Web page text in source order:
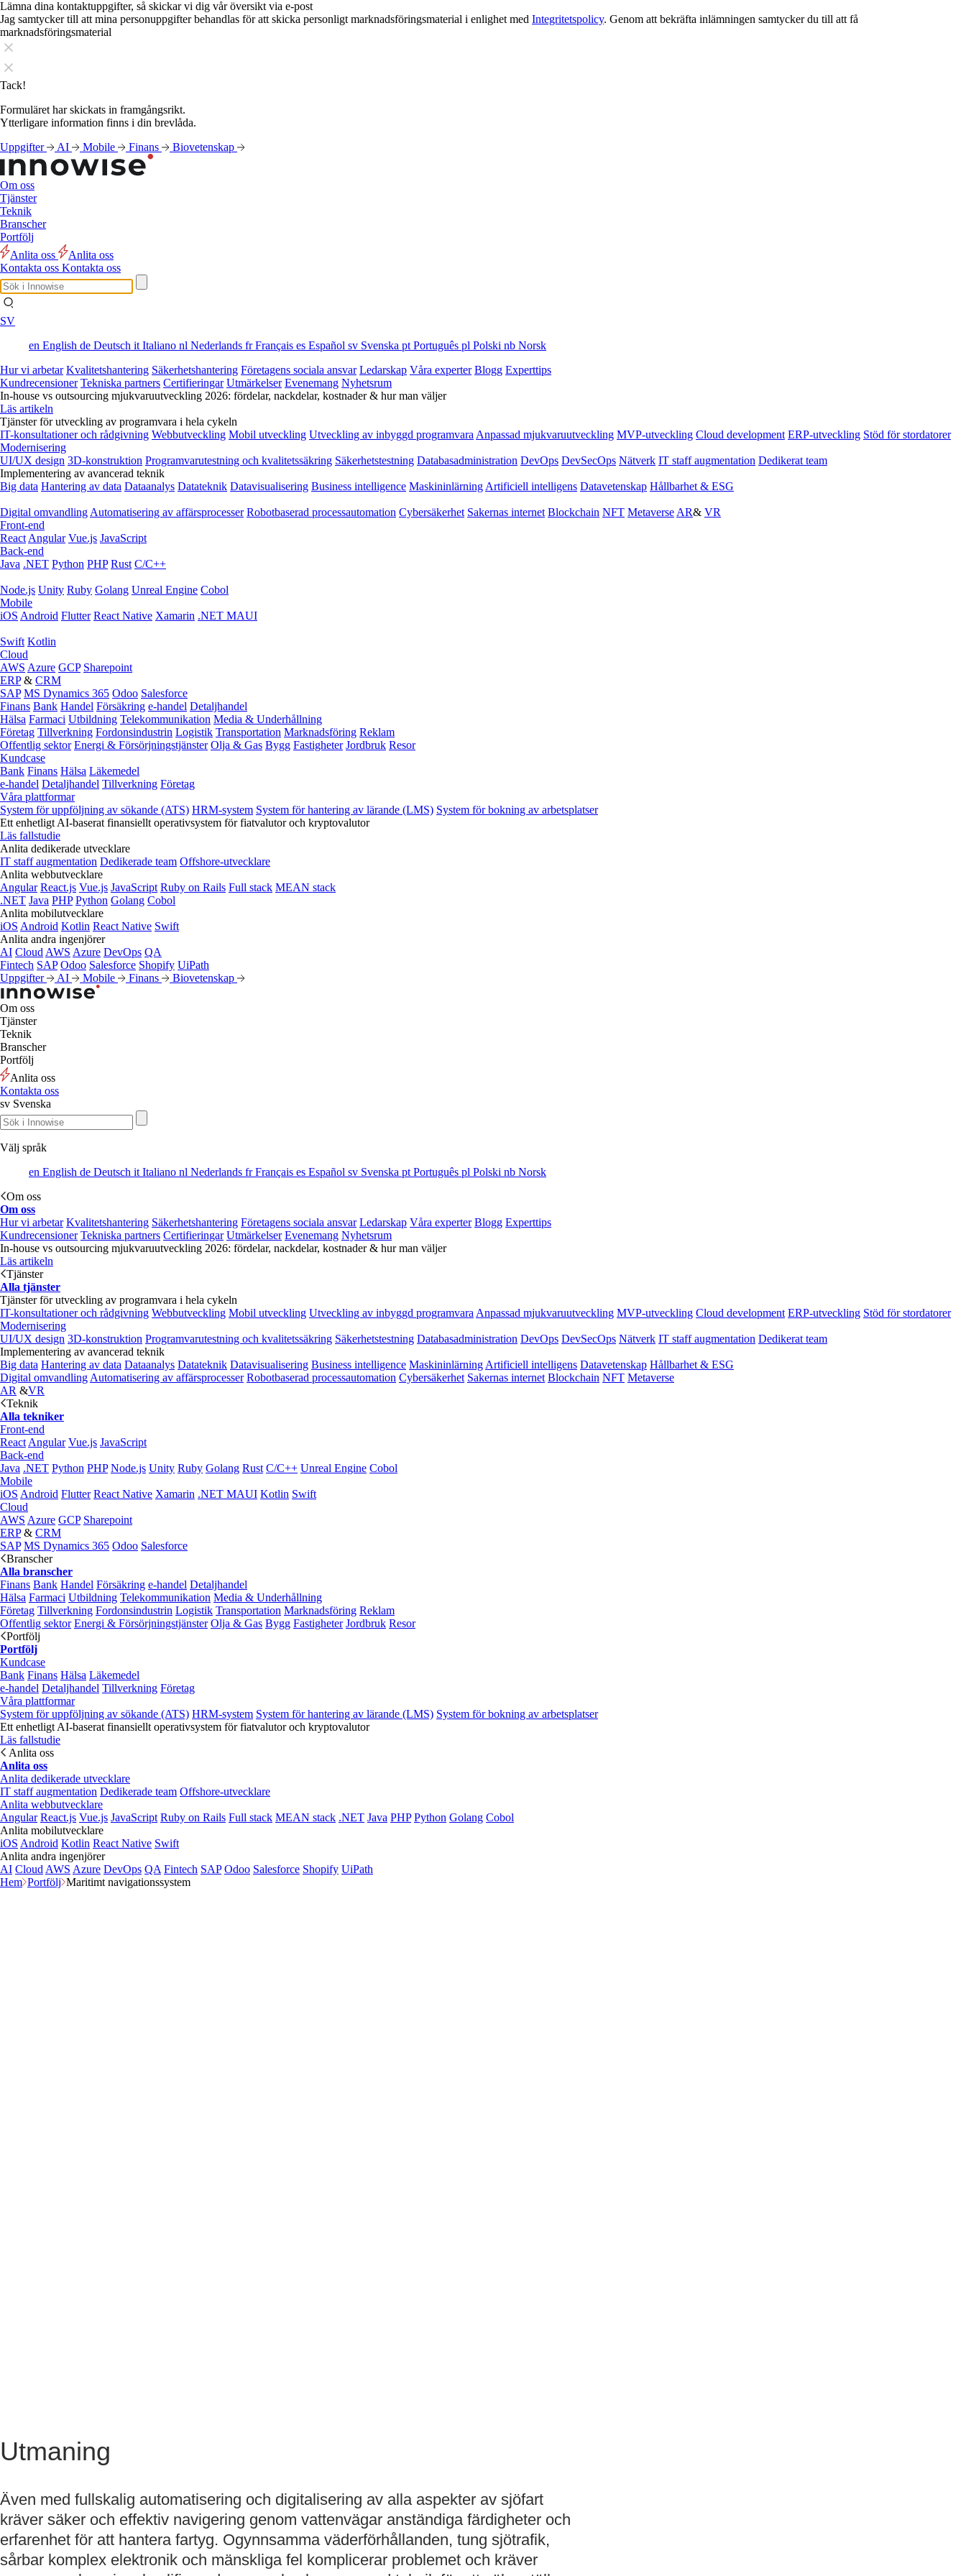
Lämna dina kontaktuppgifter, så skickar vi dig vår översikt via e-post
Jag samtycker till att mina personuppgifter behandlas för att skicka personligt marknadsföringsmaterial i enlighet med Integritetspolicy. Genom att bekräfta inlämningen samtycker du till att få
marknadsföringsmaterial
Tack!
Formuläret har skickats in framgångsrikt.
Ytterligare information finns i din brevlåda.
Uppgifter
AI Mobile Finans Biovetenskap
Om oss
Tjänster
Teknik
Branscher
Portfölj
Anlita oss
Anlita oss
Kontakta oss Kontakta oss
SV
en English de Deutsch it Italiano nl Nederlands frFrançais es Español sv Svenska pt Português pl Polski nb Norsk
Hur vi arbetar Kvalitetshantering Säkerhetshantering Företagens sociala ansvar Ledarskap Våra experter Blogg Experttips
Kundrecensioner Tekniska partners Certifieringar Utmärkelser Evenemang Nyhetsrum
In-house vs outsourcing mjukvaruutveckling 2026: fördelar, nackdelar, kostnader & hur man väljer
Läs artikeln
Tjänster för utveckling av programvara i hela cykeln
IT-konsultationer och rådgivning Webbutveckling Mobil utveckling Utveckling av inbyggd programvara Anpassad mjukvaruutveckling MVP-utveckling Cloud development ERP-utveckling Stöd för stordatorer
Modernisering
UI/UX design 3D-konstruktion Programvarutestning och kvalitetssäkring Säkerhetstestning Databasadministration DevOps DevSecOps Nätverk IT staff augmentation Dedikerat team
Implementering av avancerad teknik
Big data Hantering av data Dataanalys Datateknik Datavisualisering Business intelligence Maskininlärning Artificiell intelligens Datavetenskap Hållbarhet & ESG
Digital omvandling Automatisering av affärsprocesser Robotbaserad processautomation Cybersäkerhet Sakernas internet Blockchain NFT Metaverse AR& VR
Front-end
React Angular Vue.js JavaScript
Back-end
Java .NET Python PHP Rust C/C++
Node.js Unity Ruby Golang Unreal Engine Cobol
Mobile
iOS Android Flutter React Native Xamarin .NET MAUI
Swift Kotlin
Cloud
AWS Azure GCP Sharepoint
ERP& CRM
SAP MS Dynamics 365 Odoo Salesforce
Finans Bank Handel Försäkring e‑handel Detaljhandel
Hälsa Farmaci Utbildning Telekommunikation Media & Underhållning
Företag Tillverkning Fordonsindustrin Logistik Transportation Marknadsföring Reklam
Offentlig sektor Energi & Försörjningstjänster Olja & Gas Bygg Fastigheter Jordbruk Resor
Kundcase
Bank Finans Hälsa Läkemedel
e‑handel Detaljhandel Tillverkning Företag
Våra plattformar
System för uppföljning av sökande (ATS) HRM-system System för hantering av lärande (LMS) System för bokning av arbetsplatser
Ett enhetligt AI-baserat finansiellt operativsystem för fiatvalutor och kryptovalutor
Läs fallstudie
Anlita dedikerade utvecklare
IT staff augmentation Dedikerade team Offshore-utvecklare
Anlita webbutvecklare
Angular React.js Vue.js JavaScript Ruby on Rails Full stack MEAN stack
.NET Java PHP Python Golang Cobol
Anlita mobilutvecklare
iOS Android Kotlin React Native Swift
Anlita andra ingenjörer
AI Cloud AWS Azure DevOps QA
Fintech SAP Odoo Salesforce Shopify UiPath
Uppgifter
AI Mobile Finans Biovetenskap
Om oss
Tjänster
Teknik
Branscher
Portfölj
Anlita oss
Kontakta oss
sv Svenska
Välj språk
en English de Deutsch it Italiano nl Nederlands frFrançais es Español sv Svenska pt Português pl Polski nb Norsk
Om oss
Om oss
Hur vi arbetar Kvalitetshantering Säkerhetshantering Företagens sociala ansvar Ledarskap Våra experter Blogg Experttips
Kundrecensioner Tekniska partners Certifieringar Utmärkelser Evenemang Nyhetsrum
In-house vs outsourcing mjukvaruutveckling 2026: fördelar, nackdelar, kostnader & hur man väljer
Läs artikeln
Tjänster
Alla tjänster
Tjänster för utveckling av programvara i hela cykeln
IT-konsultationer och rådgivning Webbutveckling Mobil utveckling Utveckling av inbyggd programvara Anpassad mjukvaruutveckling MVP-utveckling Cloud development ERP-utveckling Stöd för stordatorer
Modernisering
UI/UX design 3D-konstruktion Programvarutestning och kvalitetssäkring Säkerhetstestning Databasadministration DevOps DevSecOps Nätverk IT staff augmentation Dedikerat team
Implementering av avancerad teknik
Big data Hantering av data Dataanalys Datateknik Datavisualisering Business intelligence Maskininlärning Artificiell intelligens Datavetenskap Hållbarhet & ESG
Digital omvandling Automatisering av affärsprocesser Robotbaserad processautomation Cybersäkerhet Sakernas internet Blockchain NFT Metaverse
AR &VR
Teknik
Alla tekniker
Front-end
React Angular Vue.js JavaScript
Back-end
Java .NET Python PHP Node.js Unity Ruby Golang Rust C/C++ Unreal Engine Cobol
Mobile
iOS Android Flutter React Native Xamarin .NET MAUI Kotlin Swift
Cloud
AWS Azure GCP Sharepoint
ERP& CRM
SAP MS Dynamics 365 Odoo Salesforce
Branscher
Alla branscher
Finans Bank Handel Försäkring e‑handel Detaljhandel
Hälsa Farmaci Utbildning Telekommunikation Media & Underhållning
Företag Tillverkning Fordonsindustrin Logistik Transportation Marknadsföring Reklam
Offentlig sektor Energi & Försörjningstjänster Olja & Gas Bygg Fastigheter Jordbruk Resor
Portfölj
Portfölj
Kundcase
Bank Finans Hälsa Läkemedel
e‑handel Detaljhandel Tillverkning Företag
Våra plattformar
System för uppföljning av sökande (ATS) HRM-system System för hantering av lärande (LMS) System för bokning av arbetsplatser
Ett enhetligt AI-baserat finansiellt operativsystem för fiatvalutor och kryptovalutor
Läs fallstudie
Anlita oss
Anlita oss
Anlita dedikerade utvecklare
IT staff augmentation Dedikerade team Offshore-utvecklare
Anlita webbutvecklare
Angular React.js Vue.js JavaScript Ruby on Rails Full stack MEAN stack .NET Java PHP Python Golang Cobol
Anlita mobilutvecklare
iOS Android Kotlin React Native Swift
Anlita andra ingenjörer
AI Cloud AWS Azure DevOps QA Fintech SAP Odoo Salesforce Shopify UiPath
Hem Portfölj Maritimt navigationssystem
Utmaning
Även med fullskalig automatisering och digitalisering av alla aspekter av sjöfart
kräver säker och effektiv navigering genom vattenvägar anständiga färdigheter och
erfarenhet för att hantera fartyg. Ogynnsamma väderförhållanden, tung sjötrafik,
sårbar komplex elektronik och mänskliga fel komplicerar problemet och kräver